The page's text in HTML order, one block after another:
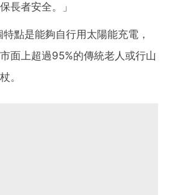
長者安全。」
點是能夠自行用太陽能充電，
面上超過95%的傳統老人或行山
。